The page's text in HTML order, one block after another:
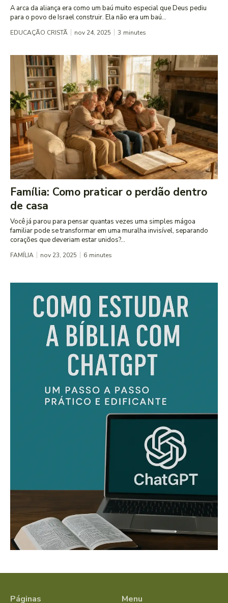
A arca da aliança era como um baú muito especial que Deus pediu
para o povo de Israel construir. Ela não era um baú...
EDUCAÇÃO CRISTÃ nov 24, 2025 3 minutes
Família: Como praticar o perdão dentro
de casa
Você já parou para pensar quantas vezes uma simples mágoa
familiar pode se transformar em uma muralha invisível, separando
corações que deveriam estar unidos?...
FAMÍLIA nov 23, 2025 6 minutes
Páginas Menu